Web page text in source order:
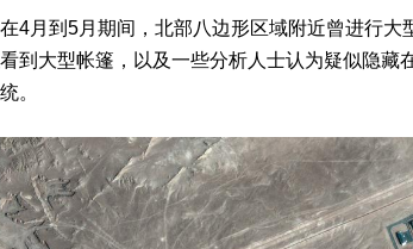
4月到5月期间，北部八边形区域附近曾进行大
到大型帐篷，以及一些分析人士认为疑似隐藏
。